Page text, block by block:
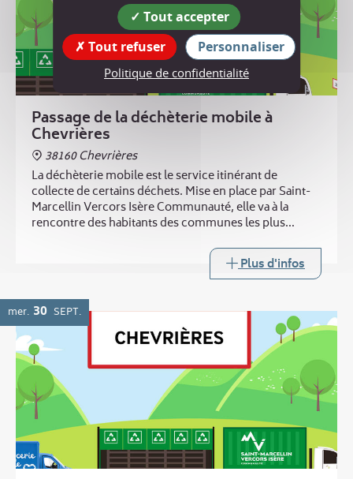
Passage de la déchèterie mobile à
Chevrières
38160 Chevrières
La déchèterie mobile est le service itinérant de
collecte de certains déchets. Mise en place par Saint-
Marcellin Vercors Isère Communauté, elle va à la
rencontre des habitants des communes les plus
Plus d'infos
mer. 30 SEPT.
Tout accepter
Tout refuser
Personnaliser
Politique de confidentialité